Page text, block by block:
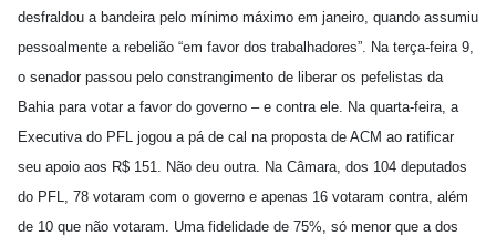
desfraldou a bandeira pelo mínimo máximo em janeiro, quando assumiu
pessoalmente a rebelião “em favor dos trabalhadores”. Na terça-feira 9,
o senador passou pelo constrangimento de liberar os pefelistas da
Bahia para votar a favor do governo – e contra ele. Na quarta-feira, a
Executiva do PFL jogou a pá de cal na proposta de ACM ao ratificar
seu apoio aos R$ 151. Não deu outra. Na Câmara, dos 104 deputados
do PFL, 78 votaram com o governo e apenas 16 votaram contra, além
de 10 que não votaram. Uma fidelidade de 75%, só menor que a dos